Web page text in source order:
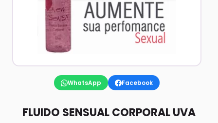
WhatsApp Facebook
FLUIDO SENSUAL CORPORAL UVA